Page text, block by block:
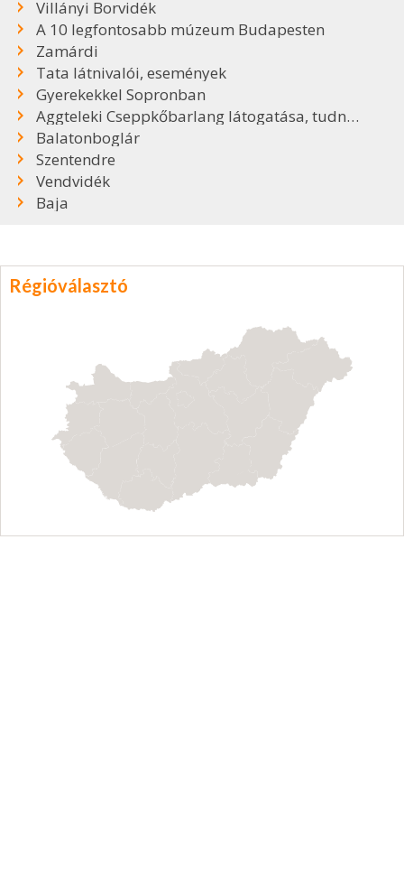
Villányi Borvidék
A 10 legfontosabb múzeum Budapesten
Zamárdi
Tata látnivalói, események
Gyerekekkel Sopronban
Aggteleki Cseppkőbarlang látogatása, tudnivalók
Balatonboglár
Szentendre
Vendvidék
Baja
Régióválasztó